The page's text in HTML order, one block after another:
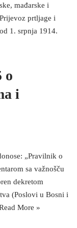
mađarske i
prtljage i
1. srpnja 1914.
o
i
„Pravilnik o
sa važnošču
dekretom
(Poslovi u Bosni i
More »